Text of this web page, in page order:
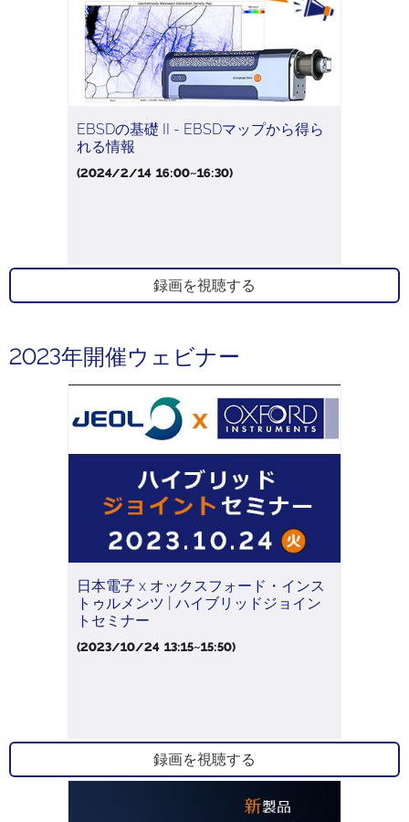
EBSDの基礎 II - EBSDマップから得ら
れる情報
(2024/2/14 16:00~16:30)
録画を視聴する
2023年開催ウェビナー
日本電子 x オックスフォード・インス
トゥルメンツ | ハイブリッドジョイン
トセミナー
(2023/10/24 13:15~15:50)
録画を視聴する